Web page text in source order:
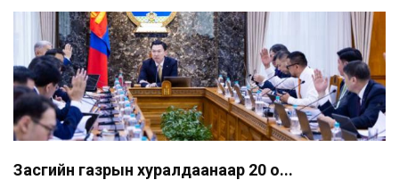
Засгийн газрын хуралдаанаар 20 о...